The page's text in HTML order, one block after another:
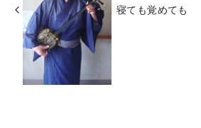
寝ても覚めても